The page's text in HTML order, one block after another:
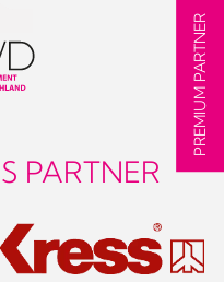
PARTNER
PREMIUM PARTNER